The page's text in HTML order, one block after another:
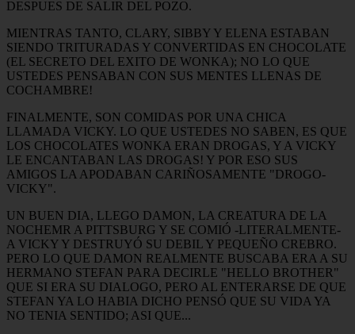
DESPUES DE SALIR DEL POZO.
MIENTRAS TANTO, CLARY, SIBBY Y ELENA ESTABAN
SIENDO TRITURADAS Y CONVERTIDAS EN CHOCOLATE
(EL SECRETO DEL EXITO DE WONKA); NO LO QUE
USTEDES PENSABAN CON SUS MENTES LLENAS DE
COCHAMBRE!
FINALMENTE, SON COMIDAS POR UNA CHICA
LLAMADA VICKY. LO QUE USTEDES NO SABEN, ES QUE
LOS CHOCOLATES WONKA ERAN DROGAS, Y A VICKY
LE ENCANTABAN LAS DROGAS! Y POR ESO SUS
AMIGOS LA APODABAN CARIÑOSAMENTE "DROGO-
VICKY".
UN BUEN DIA, LLEGO DAMON, LA CREATURA DE LA
NOCHEMR A PITTSBURG Y SE COMIÓ -LITERALMENTE-
A VICKY Y DESTRUYÓ SU DEBIL Y PEQUEÑO CREBRO.
PERO LO QUE DAMON REALMENTE BUSCABA ERA A SU
HERMANO STEFAN PARA DECIRLE "HELLO BROTHER"
QUE SI ERA SU DIALOGO, PERO AL ENTERARSE DE QUE
STEFAN YA LO HABIA DICHO PENSÓ QUE SU VIDA YA
NO TENIA SENTIDO; ASI QUE...